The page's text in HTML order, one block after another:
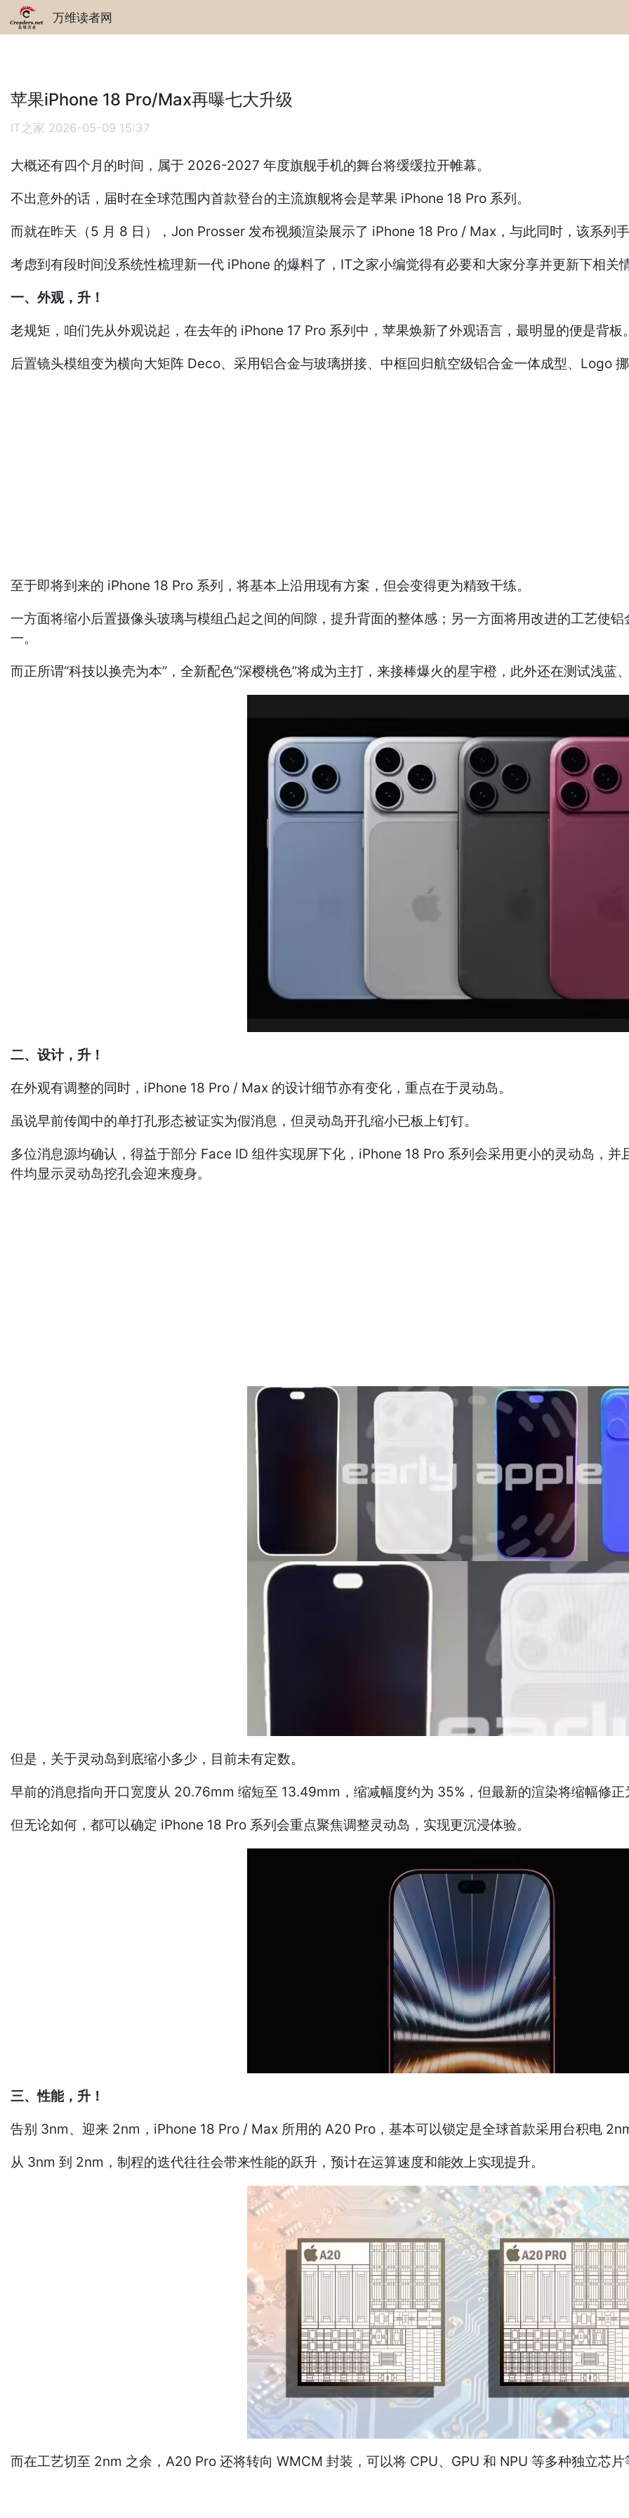
万维读者网
苹果iPhone 18 Pro/Max再曝七大升级
IT之家 2026-05-09 15:37
大概还有四个月的时间，属于 2026-2027 年度旗舰手机的舞台将缓缓拉开帷幕。
不出意外的话，届时在全球范围内首款登台的主流旗舰将会是苹果 iPhone 18 Pro 系列。
而就在昨天（5 月 8 日），Jon Prosser 发布视频渲染展示了 iPhone 18 Pro / Max，与此同时，该系列
考虑到有段时间没系统性梳理新一代 iPhone 的爆料了，IT之家小编觉得有必要和大家分享并更新下相关
一、外观，升！
老规矩，咱们先从外观说起，在去年的 iPhone 17 Pro 系列中，苹果焕新了外观语言，最明显的便是背板
后置镜头模组变为横向大矩阵 Deco、采用铝合金与玻璃拼接、中框回归航空级铝合金一体成型、Logo
至于即将到来的 iPhone 18 Pro 系列，将基本上沿用现有方案，但会变得更为精致干练。
一方面将缩小后置摄像头玻璃与模组凸起之间的间隙，提升背面的整体感；另一方面将用改进的工艺使
一。
而正所谓“科技以换壳为本”，全新配色“深樱桃色”将成为主打，来接棒爆火的星宇橙，此外还在测试浅蓝
二、设计，升！
在外观有调整的同时，iPhone 18 Pro / Max 的设计细节亦有变化，重点在于灵动岛。
虽说早前传闻中的单打孔形态被证实为假消息，但灵动岛开孔缩小已板上钉钉。
多位消息源均确认，得益于部分 Face ID 组件实现屏下化，iPhone 18 Pro 系列会采用更小的灵动岛，
件均显示灵动岛挖孔会迎来瘦身。
但是，关于灵动岛到底缩小多少，目前未有定数。
早前的消息指向开口宽度从 20.76mm 缩短至 13.49mm，缩减幅度约为 35%，但最新的渲染将缩幅修正
但无论如何，都可以确定 iPhone 18 Pro 系列会重点聚焦调整灵动岛，实现更沉浸体验。
三、性能，升！
告别 3nm、迎来 2nm，iPhone 18 Pro / Max 所用的 A20 Pro，基本可以锁定是全球首款采用台积电
从 3nm 到 2nm，制程的迭代往往会带来性能的跃升，预计在运算速度和能效上实现提升。
而在工艺切至 2nm 之余，A20 Pro 还将转向 WMCM 封装，可以将 CPU、GPU 和 NPU 等多种独立芯